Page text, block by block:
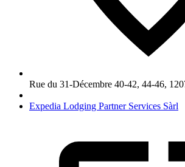
Rue du 31-Décembre 40-42, 44-46,
Expedia Lodging Partner Services Sàrl